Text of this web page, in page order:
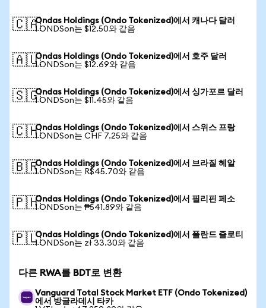
🇨🇦Ondas Holdings (Ondo Tokenized)에서 캐나다 달러
1 ONDSon는 $12.50와 같음
🇦🇺Ondas Holdings (Ondo Tokenized)에서 호주 달러
1 ONDSon는 $12.69와 같음
🇸🇬Ondas Holdings (Ondo Tokenized)에서 싱가포르 달러
1 ONDSon는 $11.45와 같음
🇨🇭Ondas Holdings (Ondo Tokenized)에서 스위스 프랑
1 ONDSon는 CHF 7.25와 같음
🇧🇷Ondas Holdings (Ondo Tokenized)에서 브라질 헤알
1 ONDSon는 R$45.70와 같음
🇵🇭Ondas Holdings (Ondo Tokenized)에서 필리핀 페소
1 ONDSon는 ₱541.89와 같음
🇵🇱Ondas Holdings (Ondo Tokenized)에서 폴란드 즐로티
1 ONDSon는 zł 33.30와 같음
다른 RWA를 BDT로 변환
Vanguard Total Stock Market ETF (Ondo Tokenized)
에서 방글라데시 타카